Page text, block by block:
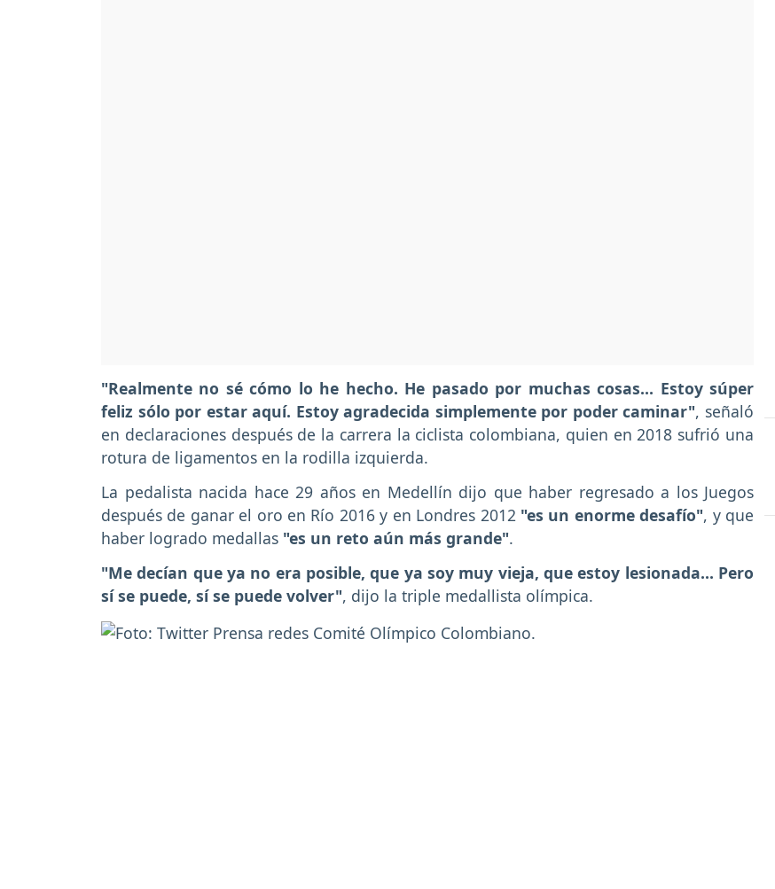
"Realmente no sé cómo lo he hecho. He pasado por muchas cosas... Estoy súper
feliz sólo por estar aquí. Estoy agradecida simplemente por poder caminar", señaló
en declaraciones después de la carrera la ciclista colombiana, quien en 2018 sufrió una
rotura de ligamentos en la rodilla izquierda.
La pedalista nacida hace 29 años en Medellín dijo que haber regresado a los Juegos
después de ganar el oro en Río 2016 y en Londres 2012 "es un enorme desafío", y que
haber logrado medallas "es un reto aún más grande".
"Me decían que ya no era posible, que ya soy muy vieja, que estoy lesionada... Pero
sí se puede, sí se puede volver", dijo la triple medallista olímpica.